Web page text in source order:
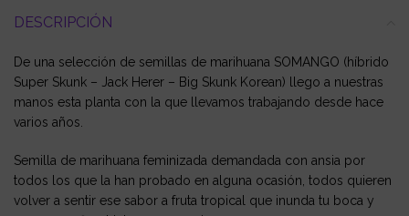
DESCRIPCIÓN
De una selección de semillas de marihuana SOMANGO (híbrido
Super Skunk – Jack Herer – Big Skunk Korean) llego a nuestras
manos esta planta con la que llevamos trabajando desde hace
varios años.
Semilla de marihuana feminizada demandada con ansia por
todos los que la han probado en alguna ocasión, todos quieren
volver a sentir ese sabor a fruta tropical que inunda tu boca y